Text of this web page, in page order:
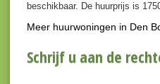
beschikbaar. De huurprijs is
Meer huurwoningen in Den
Schrijf u aan de